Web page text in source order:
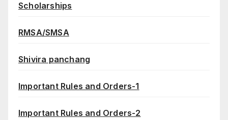
Scholarships
RMSA/SMSA
Shivira panchang
Important Rules and Orders-1
Important Rules and Orders-2